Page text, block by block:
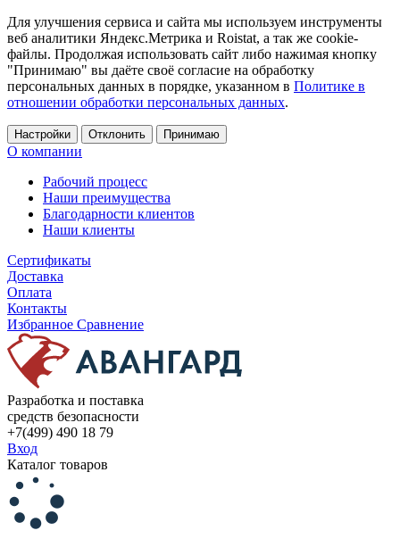
Для улучшения сервиса и сайта мы используем инструменты
веб аналитики Яндекс.Метрика и Roistat, а так же cookie-
файлы. Продолжая использовать сайт либо нажимая кнопку
"Принимаю" вы даёте своё согласие на обработку
персональных данных в порядке, указанном в Политике в
отношении обработки персональных данных.
Настройки Отклонить Принимаю
О компании
Рабочий процесс
Наши преимущества
Благодарности клиентов
Наши клиенты
Сертификаты
Доставка
Оплата
Контакты
Избранное Сравнение
Разработка и поставка
средств безопасности
+7(499) 490 18 79
Вход
Каталог товаров